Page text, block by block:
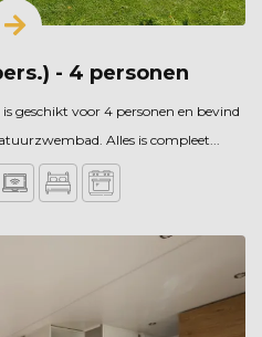
- 4 personen
geschikt voor 4 personen en bevind
Alles is compleet...